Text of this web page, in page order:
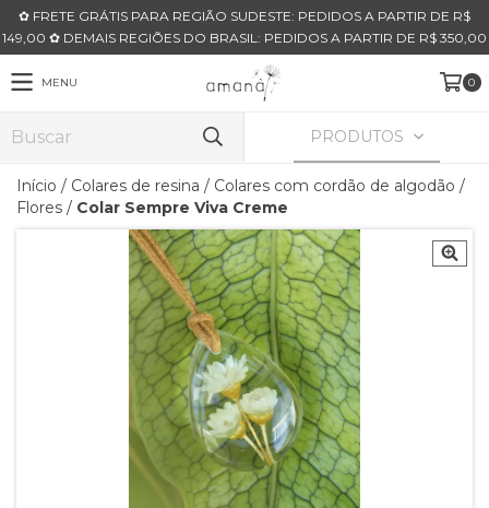
✿ FRETE GRÁTIS PARA REGIÃO SUDESTE: PEDIDOS A PARTIR DE R$
149,00 ✿ DEMAIS REGIÕES DO BRASIL: PEDIDOS A PARTIR DE R$ 350,00
MENU 0
PRODUTOS
Início / Colares de resina / Colares com cordão de algodão /
Flores / Colar Sempre Viva Creme